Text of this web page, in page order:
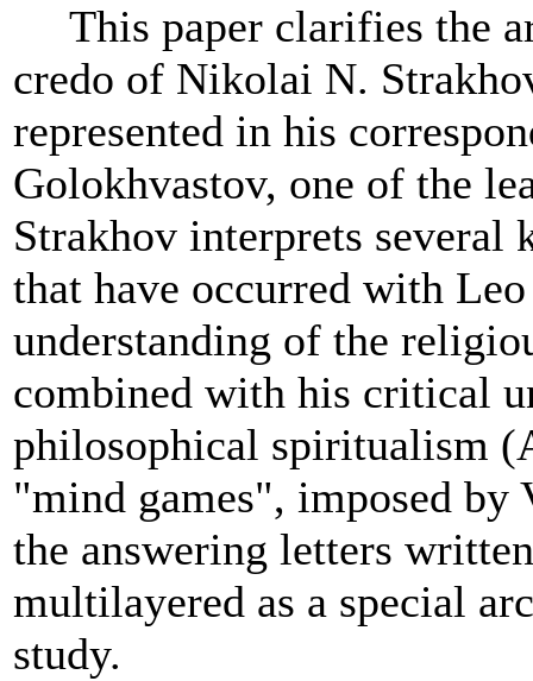
This paper clarifies the
credo of Nikolai N.
represented in his
Golokhvastov, one of the
Strakhov interprets several
that have occurred with
understanding of the
combined with his critical
philosophical spiritualism
"mind games", imposed by
the answering letters
multilayered as a special
study.